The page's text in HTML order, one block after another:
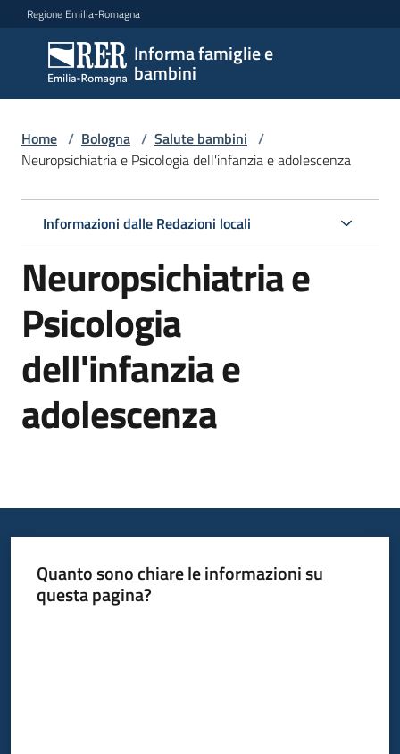
Vai al contenuto
Vai alla navigazione
Vai al footer
Regione Emilia-Romagna
Informa famiglie e
bambini
Informa
famiglie
e
bambini
Argomenti
Servizi
Centri
le
famiglie
Home / Bologna / Salute bambini /
Neuropsichiatria e Psicologia dell'infanzia e adolescenza
Informazioni dalle Redazioni locali
Neuropsichiatria e
Psicologia
dell'infanzia e
adolescenza
Quanto sono chiare le informazioni su
questa pagina?